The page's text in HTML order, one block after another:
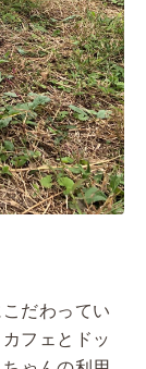
だわってい
フェとドッ